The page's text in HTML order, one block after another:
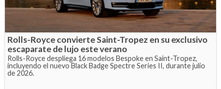
Rolls-Royce convierte Saint-Tropez en su exclusivo
escaparate de lujo este verano
Rolls-Royce despliega 16 modelos Bespoke en Saint-Tropez,
incluyendo el nuevo Black Badge Spectre Series II, durante julio
de 2026.